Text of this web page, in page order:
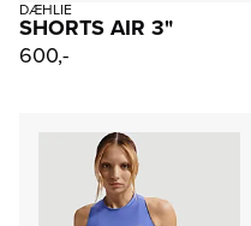
DÆHLIE
SHORTS AIR 3"
600,-